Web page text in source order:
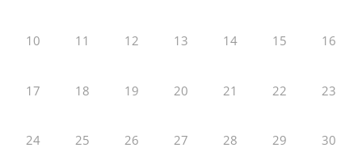
10 11 12 13 14 15 16
17 18 19 20 21 22 23
24 25 26 27 28 29 30